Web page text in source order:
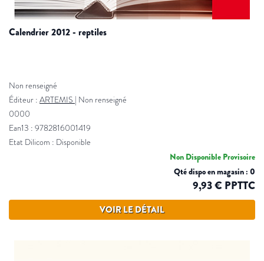
calendrier 2012 - reptiles
Non renseigné
Éditeur : ARTEMIS | Non renseigné
0000
Ean13 : 9782816001419
Etat Dilicom : Disponible
Non Disponible Provisoire
Qté dispo en magasin : 0
9,93 € PPTTC
VOIR LE DÉTAIL